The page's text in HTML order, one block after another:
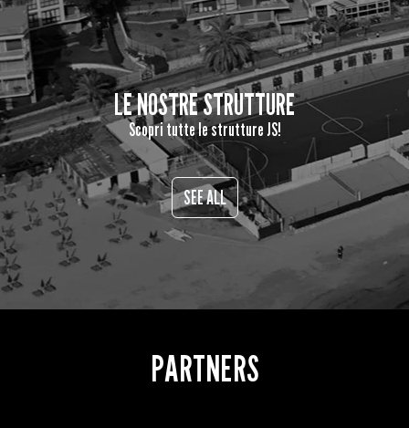
LE NOSTRE STRUTTURE
Scopri tutte le strutture JS!
SEE ALL
PARTNERS